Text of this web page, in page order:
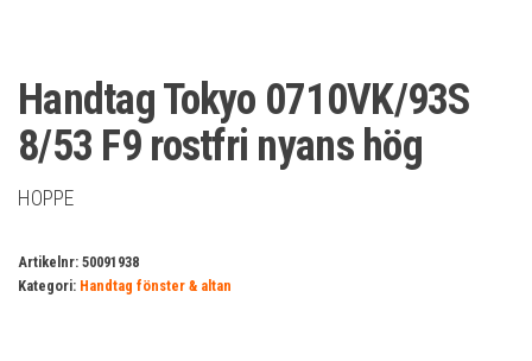
Handtag Tokyo 0710VK/93S
8/53 F9 rostfri nyans hög
HOPPE
Artikelnr: 50091938
Kategori: Handtag fönster & altan